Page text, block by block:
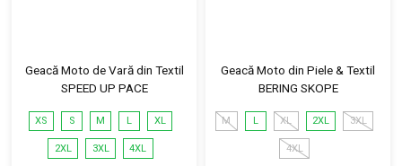
Geacă Moto de Vară din Textil
SPEED UP PACE
XS S M L XL
2XL 3XL 4XL
Geacă Moto din Piele & Textil
BERING SKOPE
M L XL 2XL 3XL
4XL